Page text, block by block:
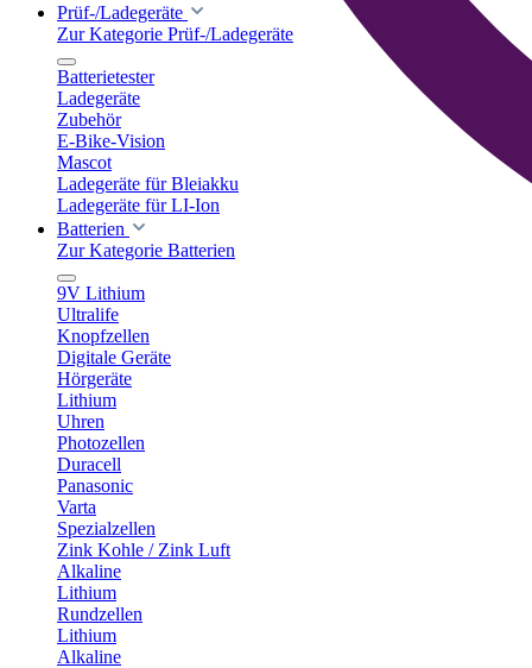
Prüf-/Ladegeräte
Zur Kategorie Prüf-/Ladegeräte
Batterietester
Ladegeräte
Zubehör
E-Bike-Vision
Mascot
Ladegeräte für Bleiakku
Ladegeräte für LI-Ion
Batterien
Zur Kategorie Batterien
9V Lithium
Ultralife
Knopfzellen
Digitale Geräte
Hörgeräte
Lithium
Uhren
Photozellen
Duracell
Panasonic
Varta
Spezialzellen
Zink Kohle / Zink Luft
Alkaline
Lithium
Rundzellen
Lithium
Alkaline